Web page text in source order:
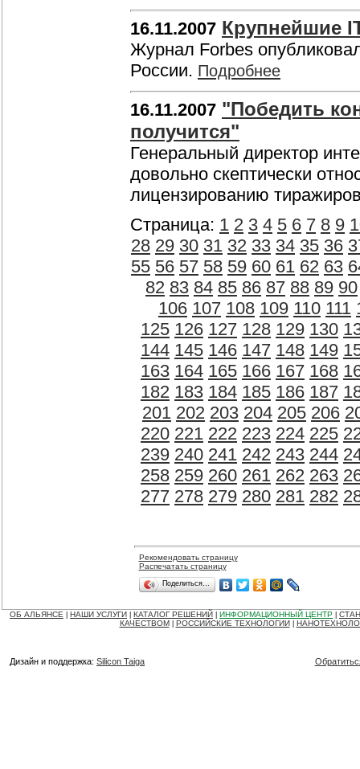
16.11.2007 Крупнейшие
Журнал Forbes
России. Подробнее
16.11.2007 "Победить
получится"
Генеральный директор
довольно скептически
лицензированию
Страница: 1 2 3 4 5 6 7 8 9
28 29 30 31 32 33 34 35 36
55 56 57 58 59 60 61 62 63
82 83 84 85 86 87 88 89 90
106 107 108 109 110 111
125 126 127 128 129 130
144 145 146 147 148 149
163 164 165 166 167 168
182 183 184 185 186 187
201 202 203 204 205 206
220 221 222 223 224 225
239 240 241 242 243 244
258 259 260 261 262 263
277 278 279 280 281 282
Рекомендовать страницу
Распечатать страницу
Поделиться…
ОБ АЛЬЯНСЕ НАШИ УСЛУГИ КАТАЛОГ РЕШЕНИЙ ИНФОРМАЦИОННЫЙ ЦЕНТР
КАЧЕСТВОМ
РОССИЙСКИЕ ТЕХНОЛОГИИ
Дизайн и поддержка: Silicon Taiga